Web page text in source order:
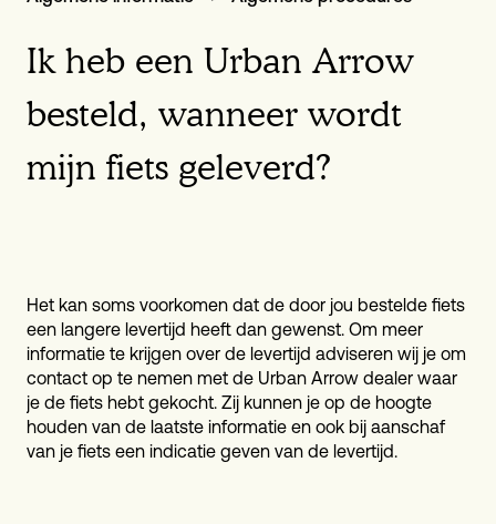
Ik heb een Urban Arrow
besteld, wanneer wordt
mijn fiets geleverd?
Het kan soms voorkomen dat de door jou bestelde fiets
een langere levertijd heeft dan gewenst. Om meer
informatie te krijgen over de levertijd adviseren wij je om
contact op te nemen met de Urban Arrow dealer waar
je de fiets hebt gekocht. Zij kunnen je op de hoogte
houden van de laatste informatie en ook bij aanschaf
van je fiets een indicatie geven van de levertijd.